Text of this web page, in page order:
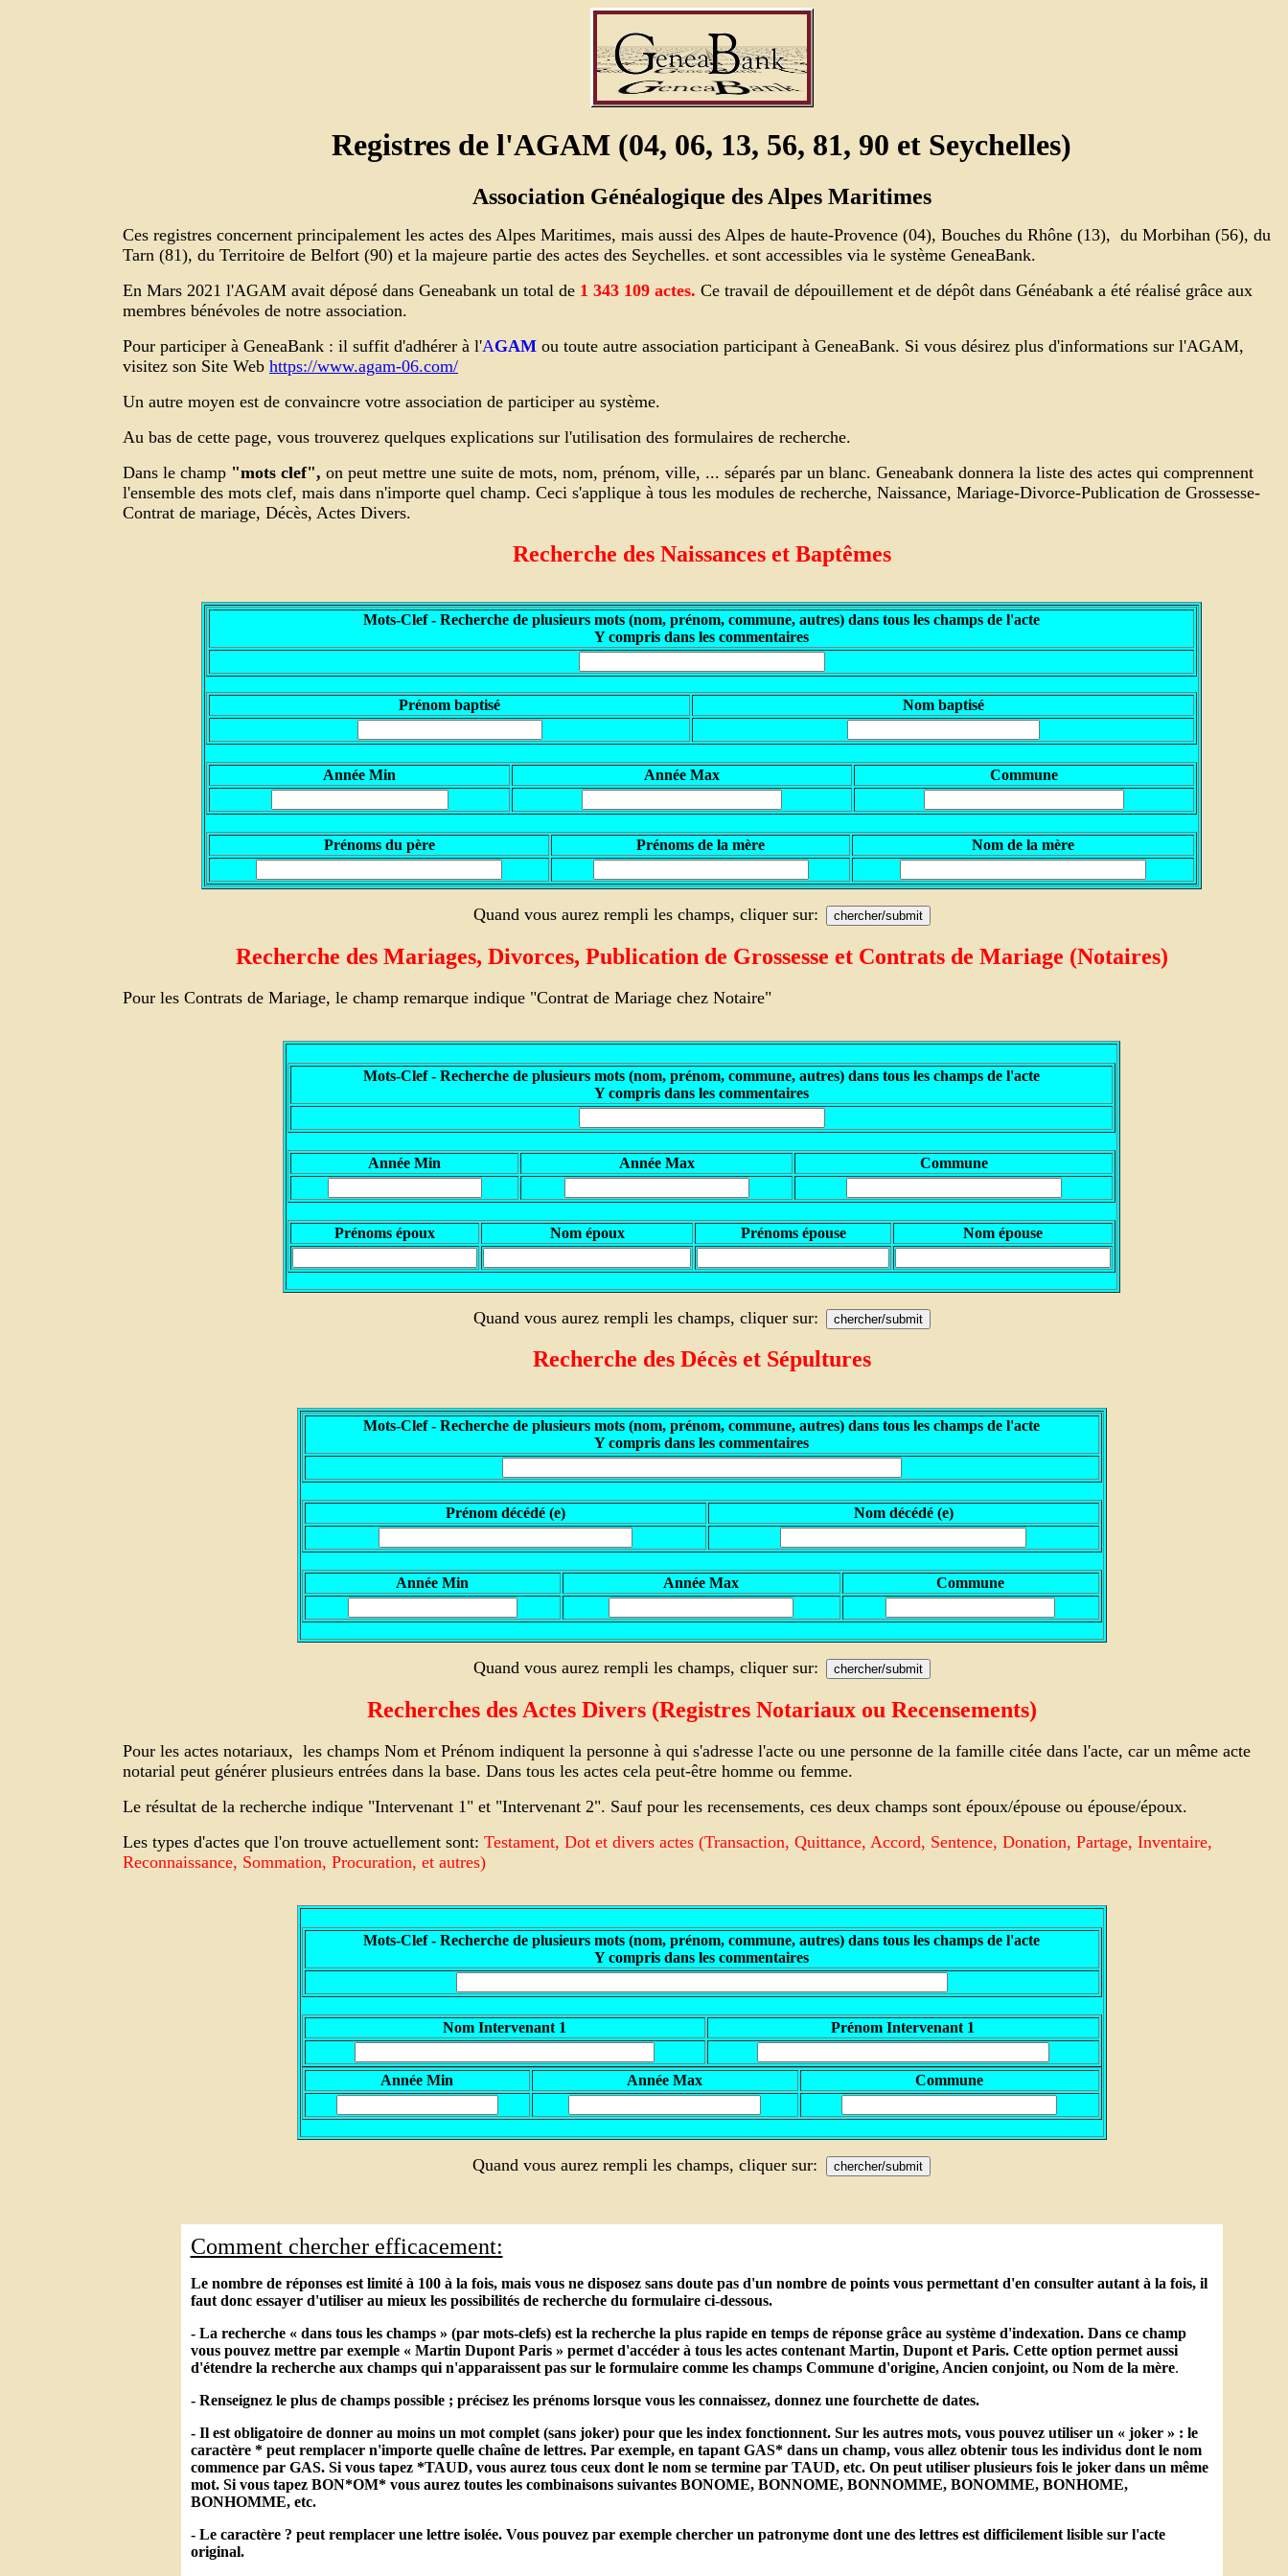
Registres de l'AGAM (04, 06, 13, 56, 81, 90 et Seychelles)
Association Généalogique des Alpes Maritimes
Ces registres concernent principalement les actes des Alpes Maritimes, mais aussi des Alpes de haute-Provence (04), Bouches du Rhône (13), du Morbihan (56), du
Tarn (81), du Territoire de Belfort (90) et la majeure partie des actes des Seychelles. et sont accessibles via le système GeneaBank.
En Mars 2021 l'AGAM avait déposé dans Geneabank un total de 1 343 109 actes. Ce travail de dépouillement et de dépôt dans Généabank a été réalisé grâce aux
membres bénévoles de notre association.
Pour participer à GeneaBank : il suffit d'adhérer à l'AGAM ou toute autre association participant à GeneaBank. Si vous désirez plus d'informations sur l'AGAM,
visitez son Site Web https://www.agam-06.com/
Un autre moyen est de convaincre votre association de participer au système.
Au bas de cette page, vous trouverez quelques explications sur l'utilisation des formulaires de recherche.
Dans le champ "mots clef", on peut mettre une suite de mots, nom, prénom, ville, ... séparés par un blanc. Geneabank donnera la liste des actes qui comprennent
l'ensemble des mots clef, mais dans n'importe quel champ. Ceci s'applique à tous les modules de recherche, Naissance, Mariage-Divorce-Publication de Grossesse-
Contrat de mariage, Décès, Actes Divers.
Recherche des Naissances et Baptêmes
Mots-Clef - Recherche de plusieurs mots (nom, prénom, commune, autres) dans tous les champs de l'acte
Y compris dans les commentaires
Prénom baptisé Nom baptisé
Année Min Année Max Commune
Prénoms du père Prénoms de la mère Nom de la mère
Quand vous aurez rempli les champs, cliquer sur:
Recherche des Mariages, Divorces, Publication de Grossesse et Contrats de Mariage (Notaires)
Pour les Contrats de Mariage, le champ remarque indique "Contrat de Mariage chez Notaire"
Mots-Clef - Recherche de plusieurs mots (nom, prénom, commune, autres) dans tous les champs de l'acte
Y compris dans les commentaires
Année Min Année Max Commune
Prénoms époux Nom époux Prénoms épouse Nom épouse
Quand vous aurez rempli les champs, cliquer sur:
Recherche des Décès et Sépultures
Mots-Clef - Recherche de plusieurs mots (nom, prénom, commune, autres) dans tous les champs de l'acte
Y compris dans les commentaires
Prénom décédé (e) Nom décédé (e)
Année Min Année Max Commune
Quand vous aurez rempli les champs, cliquer sur:
Recherches des Actes Divers (Registres Notariaux ou Recensements)
Pour les actes notariaux, les champs Nom et Prénom indiquent la personne à qui s'adresse l'acte ou une personne de la famille citée dans l'acte, car un même acte
notarial peut générer plusieurs entrées dans la base. Dans tous les actes cela peut-être homme ou femme.
Le résultat de la recherche indique "Intervenant 1" et "Intervenant 2". Sauf pour les recensements, ces deux champs sont époux/épouse ou épouse/époux.
Les types d'actes que l'on trouve actuellement sont: Testament, Dot et divers actes (Transaction, Quittance, Accord, Sentence, Donation, Partage, Inventaire,
Reconnaissance, Sommation, Procuration, et autres)
Mots-Clef - Recherche de plusieurs mots (nom, prénom, commune, autres) dans tous les champs de l'acte
Y compris dans les commentaires
Nom Intervenant 1 Prénom Intervenant 1
Année Min Année Max Commune
Quand vous aurez rempli les champs, cliquer sur:
Comment chercher efficacement:
Le nombre de réponses est limité à 100 à la fois, mais vous ne disposez sans doute pas d'un nombre de points vous permettant d'en consulter autant à la fois, il
faut donc essayer d'utiliser au mieux les possibilités de recherche du formulaire ci-dessous.
- La recherche « dans tous les champs » (par mots-clefs) est la recherche la plus rapide en temps de réponse grâce au système d'indexation. Dans ce champ
vous pouvez mettre par exemple « Martin Dupont Paris » permet d'accéder à tous les actes contenant Martin, Dupont et Paris. Cette option permet aussi
d'étendre la recherche aux champs qui n'apparaissent pas sur le formulaire comme les champs Commune d'origine, Ancien conjoint, ou Nom de la mère.
- Renseignez le plus de champs possible ; précisez les prénoms lorsque vous les connaissez, donnez une fourchette de dates.
- Il est obligatoire de donner au moins un mot complet (sans joker) pour que les index fonctionnent. Sur les autres mots, vous pouvez utiliser un « joker » : le
caractère * peut remplacer n'importe quelle chaîne de lettres. Par exemple, en tapant GAS* dans un champ, vous allez obtenir tous les individus dont le nom
commence par GAS. Si vous tapez *TAUD, vous aurez tous ceux dont le nom se termine par TAUD, etc. On peut utiliser plusieurs fois le joker dans un même
mot. Si vous tapez BON*OM* vous aurez toutes les combinaisons suivantes BONOME, BONNOME, BONNOMME, BONOMME, BONHOME,
BONHOMME, etc.
- Le caractère ? peut remplacer une lettre isolée. Vous pouvez par exemple chercher un patronyme dont une des lettres est difficilement lisible sur l'acte
original.